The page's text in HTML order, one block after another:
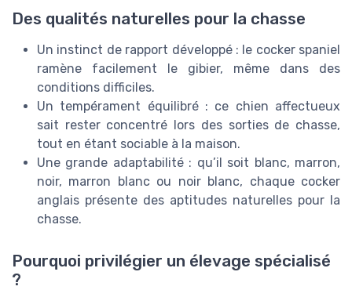
Des qualités naturelles pour la chasse
Un instinct de rapport développé : le cocker spaniel
ramène facilement le gibier, même dans des
conditions difficiles.
Un tempérament équilibré : ce chien affectueux
sait rester concentré lors des sorties de chasse,
tout en étant sociable à la maison.
Une grande adaptabilité : qu’il soit blanc, marron,
noir, marron blanc ou noir blanc, chaque cocker
anglais présente des aptitudes naturelles pour la
chasse.
Pourquoi privilégier un élevage spécialisé
?